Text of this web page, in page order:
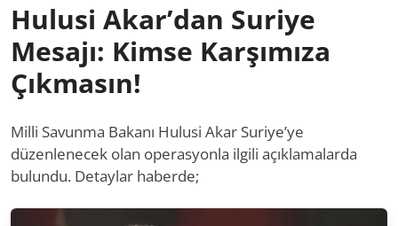
Hulusi Akar’dan Suriye
Mesajı: Kimse Karşımıza
Çıkmasın!
Milli Savunma Bakanı Hulusi Akar Suriye’ye
düzenlenecek olan operasyonla ilgili açıklamalarda
bulundu. Detaylar haberde;